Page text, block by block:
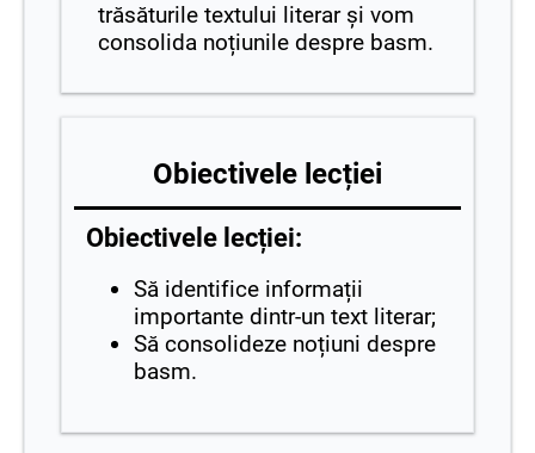
trăsăturile textului literar și vom
consolida noțiunile despre basm.
Obiectivele lecției
Obiectivele lecției:
Să identifice informații
importante dintr-un text literar;
Să consolideze noțiuni despre
basm.